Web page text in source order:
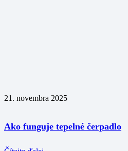
21. novembra 2025
Ako funguje tepelné čerpadlo